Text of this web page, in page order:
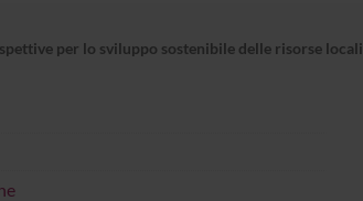
per lo sviluppo sostenibile delle risorse locali